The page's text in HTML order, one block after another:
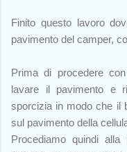
Finito questo lavoro
pavimento del camper,
Prima di procedere
lavare il pavimento e
sporcizia in modo che il
sul pavimento della
Procediamo quindi